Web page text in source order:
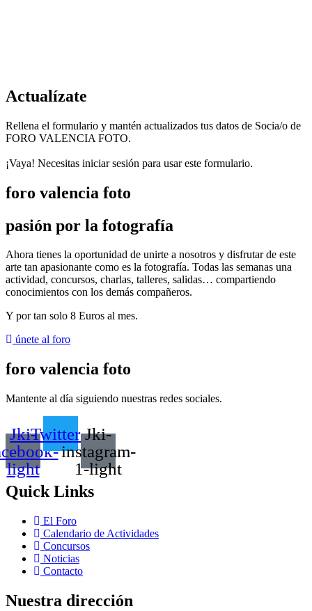
Actualízate
Rellena el formulario y mantén actualizados tus datos de Socia/o de
FORO VALENCIA FOTO.
¡Vaya! Necesitas iniciar sesión para usar este formulario.
foro valencia foto
pasión por la fotografía
Ahora tienes la oportunidad de unirte a nosotros y disfrutar de este
arte tan apasionante como es la fotografía. Todas las semanas una
actividad, concursos, charlas, talleres, salidas… compartiendo
conocimientos con los demás compañeros.
Y por tan solo 8 Euros al mes.
únete al foro
foro valencia foto
Mantente al día siguiendo nuestras redes sociales.
Jki-
light
Twitter Jki-
instagram-
1-light
Quick Links
El Foro
Calendario de Actividades
Concursos
Noticias
Contacto
Nuestra dirección